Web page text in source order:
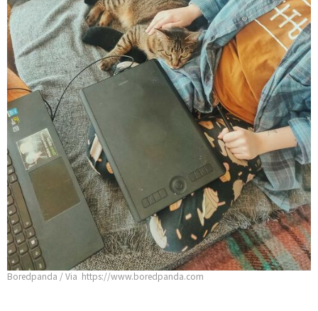
Boredpanda / Via https://www.boredpanda.com